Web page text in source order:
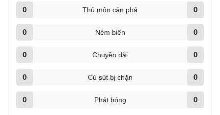
0 Thủ môn cản phá 0
0 Ném biên 0
0 Chuyền dài 0
0 Cú sút bị chặn 0
0 Phát bóng 0